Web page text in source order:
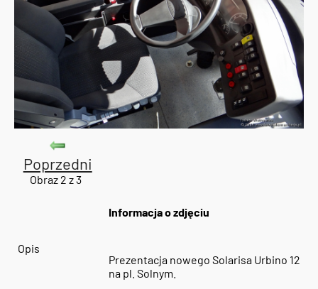
Poprzedni
Obraz 2 z 3
Informacja o zdjęciu
Opis
Prezentacja nowego Solarisa Urbino 12
na pl. Solnym.